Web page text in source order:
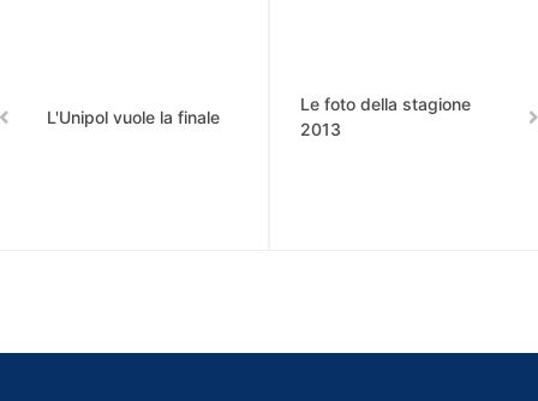
L'Unipol vuole la finale
Le foto della stagione
2013